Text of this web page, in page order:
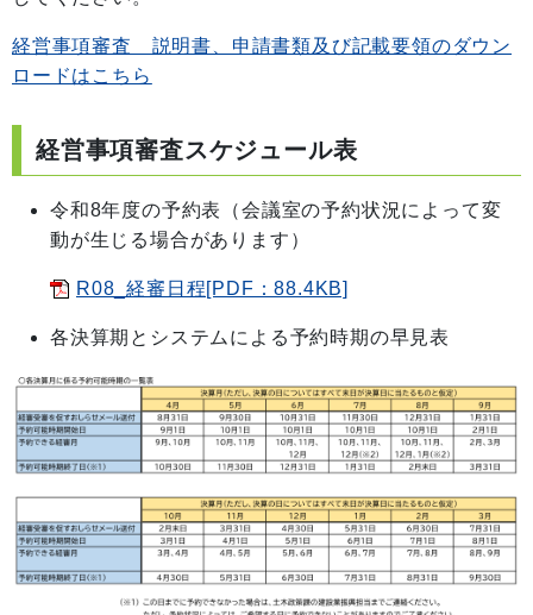
経営事項審査 説明書、申請書類及び記載要領のダウン
ロードはこちら
経営事項審査スケジュール表
令和8年度の予約表（会議室の予約状況によって変
動が生じる場合があります）
R08_経審日程[PDF：88.4KB]
各決算期とシステムによる予約時期の早見表